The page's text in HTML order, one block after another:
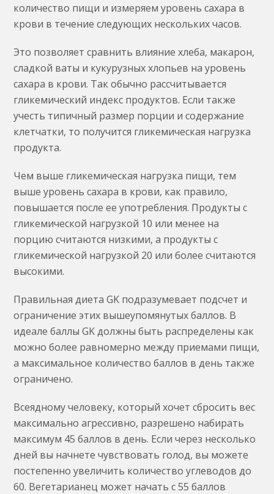
количество пищи и измеряем уровень сахара в
крови в течение следующих нескольких часов.
Это позволяет сравнить влияние хлеба, макарон,
сладкой ваты и кукурузных хлопьев на уровень
сахара в крови. Так обычно рассчитывается
гликемический индекс продуктов. Если также
учесть типичный размер порции и содержание
клетчатки, то получится гликемическая нагрузка
продукта.
Чем выше гликемическая нагрузка пищи, тем
выше уровень сахара в крови, как правило,
повышается после ее употребления. Продукты с
гликемической нагрузкой 10 или менее на
порцию считаются низкими, а продукты с
гликемической нагрузкой 20 или более считаются
высокими.
Правильная диета GK подразумевает подсчет и
ограничение этих вышеупомянутых баллов. В
идеале баллы GK должны быть распределены как
можно более равномерно между приемами пищи,
а максимальное количество баллов в день также
ограничено.
Всеядному человеку, который хочет сбросить вес
максимально агрессивно, разрешено набирать
максимум 45 баллов в день. Если через несколько
дней вы начнете чувствовать голод, вы можете
постепенно увеличить количество углеводов до
60. Вегетарианец может начать с 55 баллов